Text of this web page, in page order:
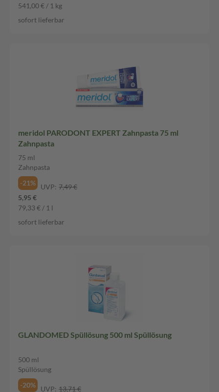
541,00 € / 1 kg
sofort lieferbar
meridol PARODONT EXPERT Zahnpasta 75 ml
Zahnpasta
75 ml
Zahnpasta
-21%
UVP: 7,49 €
5,95 €
79,33 € / 1 l
sofort lieferbar
GLANDOMED Spüllösung 500 ml Spüllösung
500 ml
Spüllösung
-20%
UVP: 13,71 €